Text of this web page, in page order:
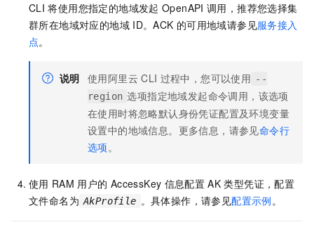
CLI 将使用您指定的地域发起 OpenAPI 调用，推荐您选择集
群所在地域对应的地域 ID。ACK 的可用地域请参见服务接入
点。
说明 使用阿里云 CLI 过程中，您可以使用 --
region 选项指定地域发起命令调用，该选项
在使用时将忽略默认身份凭证配置及环境变量
设置中的地域信息。更多信息，请参见命令行
选项。
使用 RAM 用户的 AccessKey 信息配置 AK 类型凭证，配置
文件命名为 AkProfile 。具体操作，请参见配置示例。